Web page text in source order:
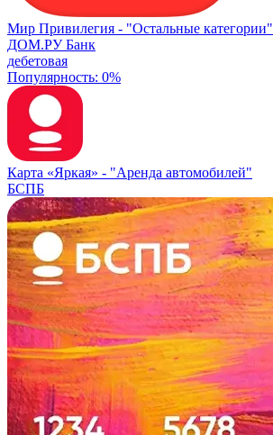
Мир Привилегия - "Остальные категории"
ДОМ.РУ Банк
дебетовая
Популярность: 0%
Карта «Яркая» - "Аренда автомобилей"
БСПБ